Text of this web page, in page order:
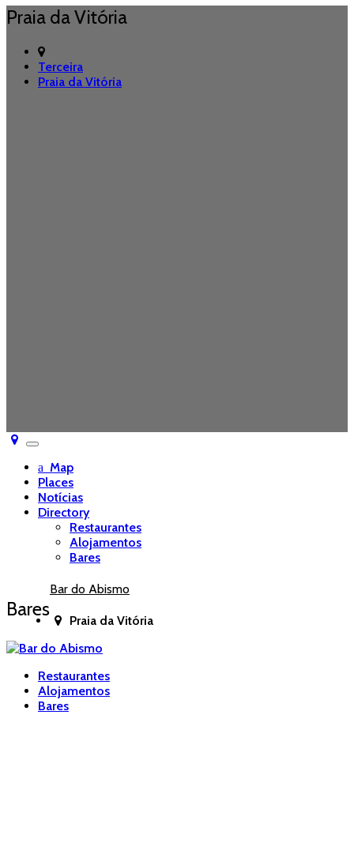
Praia da Vitória
Terceira
Praia da Vitória
Toggle
navigation
Map
Places
Notícias
Directory
Restaurantes
Alojamentos
Bares
Bares
Bar do Abismo
Praia da Vitória
Restaurantes
Alojamentos
Bares